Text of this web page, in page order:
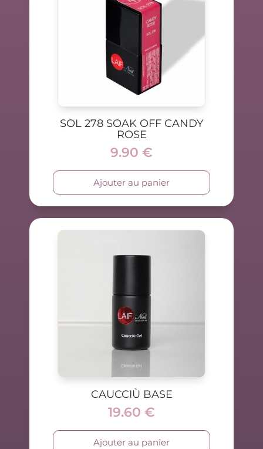
SOL 278 SOAK OFF CANDY
ROSE
9.90 €
Ajouter au panier
CAUCCIÙ BASE
19.60 €
Ajouter au panier